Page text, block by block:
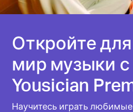
Откройте
мир музыки с
Yousician
Научитесь играть любимые